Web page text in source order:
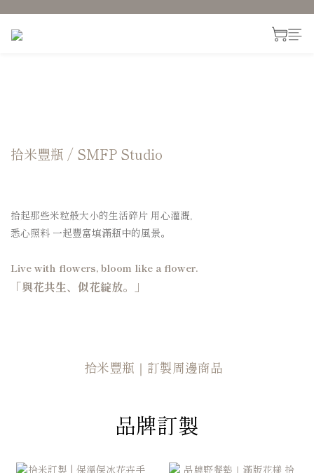
拾米豐瓶 / SMFP Studio
拾起那些米粒般大小的生活碎片 用心灌溉，
悉心照料 一起豐富填滿瓶中的風景。
Live with flowers, bloom like a flower.
「與花共生、似花綻放。」
拾米豐瓶｜訂製周邊商品
品牌訂製